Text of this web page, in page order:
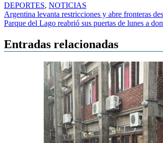
DEPORTES, NOTICIAS
Navegación
de
entradas
Argentina levanta restricciones y abre fronteras
Parque del Lago reabrió sus puertas de lunes a
Entradas relacionadas